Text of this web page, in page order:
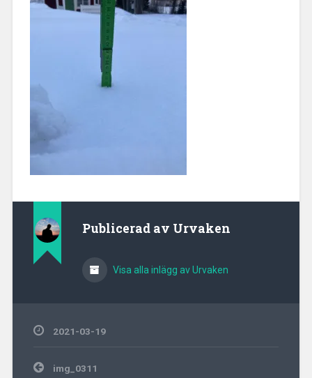
Publicerad av Urvaken
Visa alla inlägg av Urvaken
2021-03-19
Inläggsnavigering
img_0311